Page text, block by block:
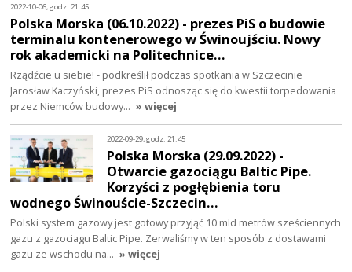
2022-10-06, godz. 21:45
Polska Morska (06.10.2022) - prezes PiS o budowie
terminalu kontenerowego w Świnoujściu. Nowy
rok akademicki na Politechnice…
Rządźcie u siebie! - podkreślił podczas spotkania w Szczecinie
Jarosław Kaczyński, prezes PiS odnosząc się do kwestii torpedowania
przez Niemców budowy… » więcej
2022-09-29, godz. 21:45
Polska Morska (29.09.2022) -
Otwarcie gazociągu Baltic Pipe.
Korzyści z pogłębienia toru
wodnego Świnouście-Szczecin…
Polski system gazowy jest gotowy przyjąć 10 mld metrów sześciennych
gazu z gazociagu Baltic Pipe. Zerwaliśmy w ten sposób z dostawami
gazu ze wschodu na… » więcej